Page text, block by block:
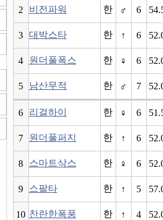
2 비전파워 한 ♂ 6
3 대박스타 한 ↑ 6
4 원더풀폭스 한 ♀ 6
5 남산무적 한 ♂ 7
6 리걸하이 한 ♀ 6
7 원더풀퍼지 한 ↑ 6
8 스마트삭스 한 ♀ 6
9 스팔타 한 ↑ 5
10 찬란한폭풍 한 ↑ 4